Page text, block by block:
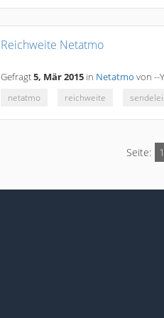
Reichweite Netatmo
Gefragt5, Mär 2015 in Netatmo von --
netatmo
reichweite
Seite: 1